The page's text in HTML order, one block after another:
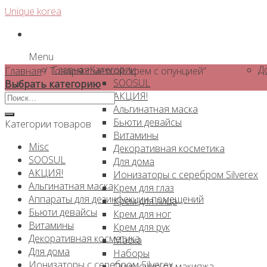
Skip
content
Unique korea
Menu
ГлавнаяКатегории
SOOSUL
АКЦИЯ!
Альгинатная маска
Бьюти девайсы
Витамины
Декоративная косметика
Для дома
Ионизаторы с серебром Silverex
Крем для глаз
Крем для лица
Крем для ног
Крем для рук
Маска
Наборы
Главная/Товары с меткой “крем с опунцией”
Выбрать категорию
Искать:
Категории товаров
Misc
SOOSUL
АКЦИЯ!
Альгинатная маска
Аппараты для дезинфекции помещений
Бьюти девайсы
Витамины
Декоративная косметика
Для дома